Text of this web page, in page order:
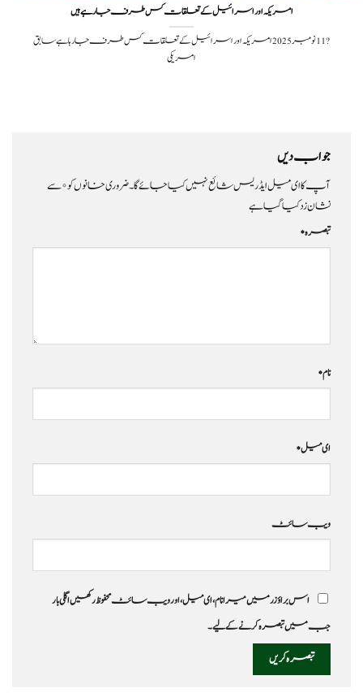
امریکہ اور اسرائیل کے تعلقات کس طرف جا ر ہے ہیں
?️ 11 نومبر 2025امریکہ اور اسرائیل کے تعلقات کس طرف جا رہا ہے سابق
امریکی
جواب دیں
آپ کا ای میل ایڈریس شائع نہیں کیا جائے گا۔ضروری خانوں کو*سے
نشان زد کیا گیا ہے
تبصرہ*
نام*
ای میل*
ویب‌ سائٹ
اس براؤزر میں میرا نام، ای میل، اور ویب سائٹ محفوظ رکھیں اگلی بار
جب میں تبصرہ کرنے کےلیے۔